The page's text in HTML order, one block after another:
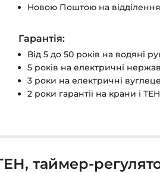
Новою Поштою на відділення
Гарантія:
Від 5 до 50 років на водяні
5 років на електричні
3 роки на електричні
2 роки гарантії на крани і
таймер-